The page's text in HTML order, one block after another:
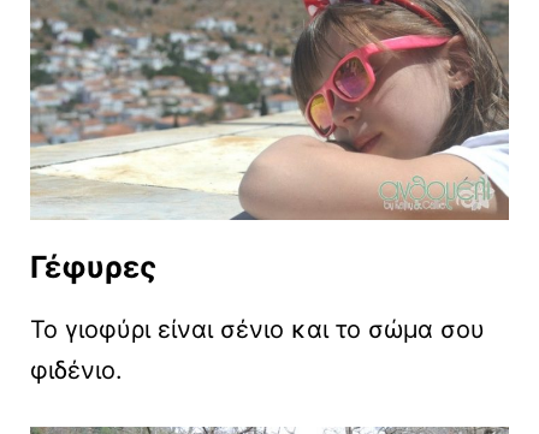
Γέφυρες
Το γιοφύρι είναι σένιο και το σώμα σου
φιδένιο.